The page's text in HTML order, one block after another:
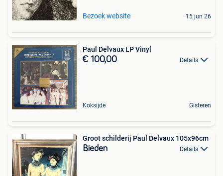
Bezoek website 15 jun 26
Paul Delvaux LP Vinyl
€ 100,00 Details
Koksijde Gisteren
Groot schilderij Paul Delvaux 105x96cm
Bieden Details